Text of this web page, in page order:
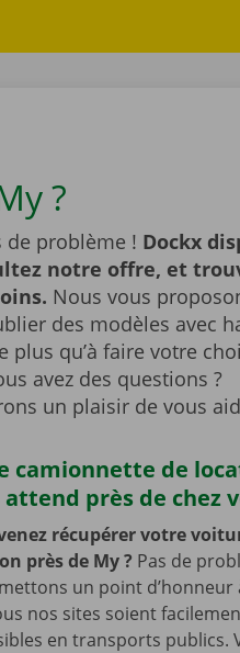
?
de problème ! Dockx
notre offre, et
Nous vous
des modèles avec
plus qu’à faire votre
avez des questions ?
un plaisir de vous
camionnette de
attend près de chez
récupérer votre
près de My? Pas de
un point d’honneur
nos sites soient
en transports publics.